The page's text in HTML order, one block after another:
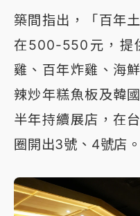
築間指出，「百年
在500-550元，提
雞、百年炸雞、海
辣炒年糕魚板及韓
半年持續展店，在
圈開出3號、4號店。